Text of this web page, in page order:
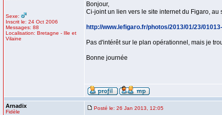
Sexe:
Inscrit le: 24 Oct 2006
Messages: 88
Localisation: Bretagne - Ille et
Vilaine
Bonjour,
Ci-joint un lien vers le site internet du Figaro, au
http://www.lefigaro.fr/photos/2013/01/23/
Pas d'intérêt sur le plan opérationnel, mais je
Bonne journée
Arnadix
Fidèle
Posté le: 26 Jan 2013, 12:05